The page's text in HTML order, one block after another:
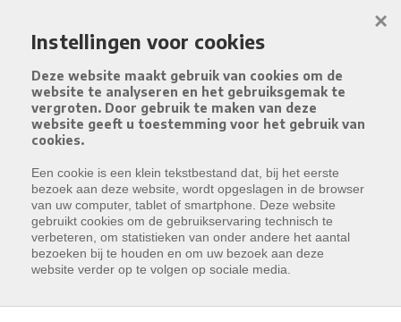
VIND HIER UW IDEALE WOONST
Type
Woning
Gemeente
Selecteer een gemeente
WONINGEN TE HUUR
Resultaten gevonden:1
Instellingen voor cookies
Deze website maakt gebruik van cookies om de
website te analyseren en het gebruiksgemak te
vergroten. Door gebruik te maken van deze
website geeft u toestemming voor het gebruik van
cookies.
Een cookie is een klein tekstbestand dat, bij het eerste
bezoek aan deze website, wordt opgeslagen in de browser
van uw computer, tablet of smartphone. Deze website
gebruikt cookies om de gebruikservaring technisch te
verbeteren, om statistieken van onder andere het aantal
bezoeken bij te houden en om uw bezoek aan deze
website verder op te volgen op sociale media.
×